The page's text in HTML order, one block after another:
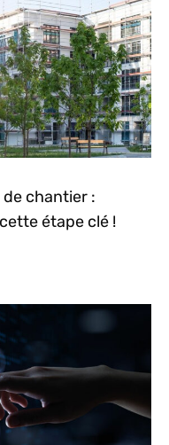
chantier :
étape clé !